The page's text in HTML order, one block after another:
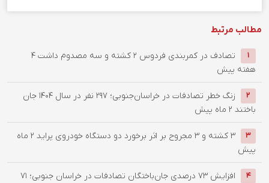
مطالب مرتبط
1 تصادف در کمربندی فردوس ۲ کشته و سه مصدوم داشت
4
هفته پیش
2
زنگ خطر تصادفات در خراسان‌جنوبی؛ 297 نفر در سال 1404 جان
باختند 2 ماه پیش
3 ۳ کشته و ۳ مجروح بر اثر برخورد دو دستگاه خودروی پراید
2 ماه
پیش
4
افزایش ۷۳ درصدی جان‌باختگان تصادفات در خراسان جنوبی؛ ۷۱